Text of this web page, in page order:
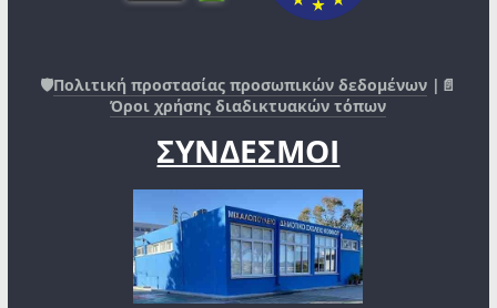
🛡️Πολιτική προστασίας προσωπικών δεδομένων |📄
Όροι χρήσης διαδικτυακών τόπων
ΣΥΝΔΕΣΜΟΙ